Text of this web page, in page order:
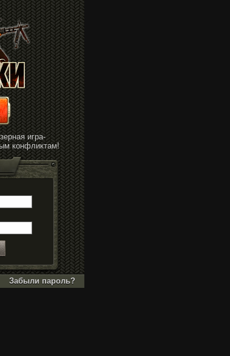
игра-
конфликтам!
Забыли пароль?